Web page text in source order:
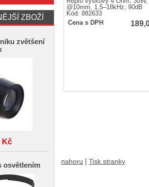
@10mm, 1,5–18kHz, 90dB
Kód: 882633
Cena s DPH
nahoru Tisk stranky
ZBOŽÍ
zvětšení
Kč
osvětlením